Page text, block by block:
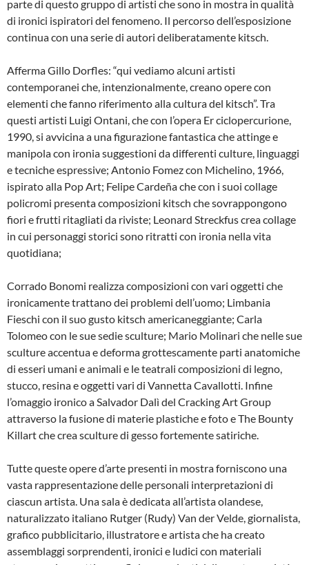
parte di questo gruppo di artisti che sono in mostra in qualità
di ironici ispiratori del fenomeno. Il percorso dell’esposizione
continua con una serie di autori deliberatamente kitsch.
Afferma Gillo Dorfles: “qui vediamo alcuni artisti
contemporanei che, intenzionalmente, creano opere con
elementi che fanno riferimento alla cultura del kitsch”. Tra
questi artisti Luigi Ontani, che con l’opera Er ciclopercurione,
1990, si avvicina a una figurazione fantastica che attinge e
manipola con ironia suggestioni da differenti culture, linguaggi
e tecniche espressive; Antonio Fomez con Michelino, 1966,
ispirato alla Pop Art; Felipe Cardeña che con i suoi collage
policromi presenta composizioni kitsch che sovrappongono
fiori e frutti ritagliati da riviste; Leonard Streckfus crea collage
in cui personaggi storici sono ritratti con ironia nella vita
quotidiana;
Corrado Bonomi realizza composizioni con vari oggetti che
ironicamente trattano dei problemi dell’uomo; Limbania
Fieschi con il suo gusto kitsch americaneggiante; Carla
Tolomeo con le sue sedie sculture; Mario Molinari che nelle sue
sculture accentua e deforma grottescamente parti anatomiche
di esseri umani e animali e le teatrali composizioni di legno,
stucco, resina e oggetti vari di Vannetta Cavallotti. Infine
l’omaggio ironico a Salvador Dalì del Cracking Art Group
attraverso la fusione di materie plastiche e foto e The Bounty
Killart che crea sculture di gesso fortemente satiriche.
Tutte queste opere d’arte presenti in mostra forniscono una
vasta rappresentazione delle personali interpretazioni di
ciascun artista. Una sala è dedicata all’artista olandese,
naturalizzato italiano Rutger (Rudy) Van der Velde, giornalista,
grafico pubblicitario, illustratore e artista che ha creato
assemblaggi sorprendenti, ironici e ludici con materiali